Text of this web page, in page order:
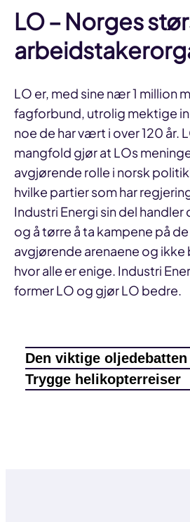
LO – Norges
LO er, med sine nær 1 million
fagforbund, utrolig mektige
noe de har vært i over 120 år.
mangfold gjør at LOs
avgjørende rolle i norsk
hvilke partier som har
Industri Energi sin del handler
og å tørre å ta kampene på
avgjørende arenaene og ikke
hvor alle er enige. Industri
former LO og gjør LO bedre.
Den viktige oljedebatten
Trygge helikopterreiser